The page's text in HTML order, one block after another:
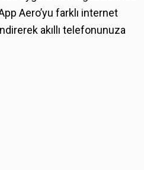
Aero’yu farklı internet
akıllı telefonunuza